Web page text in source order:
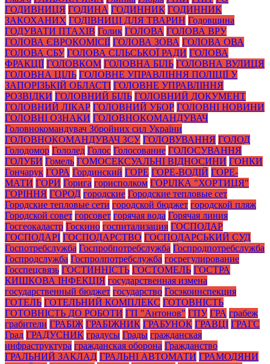
ГОДИВНИЦЯ ГОДИНА ГОДИННИК ГОДИННИК
ЗАКОХАНИХ ГОДІВНИЦІ ДЛЯ ТВАРИН Годовщина
ГОДУВАТИ ПТАХІВ Голик ГОЛОВА ГОЛОВА ВРУ
ГОЛОВА ЄВРОКОМІСІЇ ГОЛОВА ЗОВА ГОЛОВА ОВА
ГОЛОВА СБУ ГОЛОВА СІЛЬСЬКОЇ РАДИ ГОЛОВА
ФРАКЦІЇ ГОЛОВКОМ ГОЛОВНА БІЛЬ ГОЛОВНА ВУЛИЦЯ
ГОЛОВНА ЦІЛЬ ГОЛОВНЕ УПРАВЛІННЯ ПОЛІЦІЇ У
ЗАПОРІЗЬКІЙ ОБЛАСТІ ГОЛОВНЕ УПРАВЛІННЯ
РОЗВІДКИ ГОЛОВНИЙ БІЛЬ ГОЛОВНИЙ ДОКУМЕНТ
ГОЛОВНИЙ ЛІКАР ГОЛОВНИЙ УБОР ГОЛОВНІ НОВИНИ
ГОЛОВНІ ОЗНАКИ ГОЛОВНОКОМАНДУВАЧ
Головнокомандувач Збройних сил України
ГОЛОВНОКОМАНДУВАЧ ЗСУ ГОЛОВУВАННЯ ГОЛОД
Голодомор Гололед Голос Голосование ГОЛОСУВАННЯ
ГОЛУБИ Гомель ГОМОСЕКСУАЛЬНІ ВІДНОСИНИ ГОНКИ
Гончарук ГОРА Гординский ГОРЕ ГОРЕ-ВОДІЙ ГОРЕ-
МАТИ ГОРИ Горига горисполком ГОРІЛКА "ХОРТИЦЯ"
ГОРІННЯ ГОРОД городские Городские тепловые сет
Городские тепловые сети городской бюджет городской пляж
Городской совет горсовет горячая вода Горячая линия
Госгеокадастр Госкино госпитализация ГОСПОДАР
ГОСПОДАРІ ГОСПОДАРСТВО ГОСПОДАРСЬКИЙ СУД
Госпотребслужба Госпробпотребслужба Госпродпотребслужба
Госпродслужба Госпролпотребслужба госрегулирование
Госспецсвязь ГОСТИННІСТЬ ГОСТОМЕЛЬ ГОСТРА
КИШКОВА ІНФЕКЦІЯ государственная измена
государственный бюджет государство Госэкоинспекция
ГОТЕЛЬ ГОТЕЛЬНИЙ КОМПЛЕКС ГОТОВНІСТЬ
ГОТОВНІСТЬ ДО РОБОТИ ГП "Антонов" ГПУ ГРА грабеж
грабители ГРАБІЖ ГРАБІЖНИК ГРАБУНОК ГРАВЦІ ГРАГС
Град ГРАДУСНИК градусы Грады гражданская
инфраструктура гражданская оборона Гражданство
ГРАЛЬНИЙ ЗАКЛАД ГРАЛЬНІ АВТОМАТИ ГРАМОДЯНИ